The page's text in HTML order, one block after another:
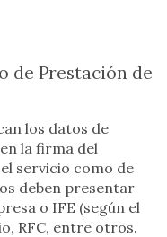
de Prestación de
los datos de
la firma del
servicio como de
deben presentar
o IFE (según el
RFC, entre otros.